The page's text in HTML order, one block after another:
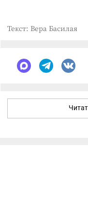
Текст: Вера Басилая